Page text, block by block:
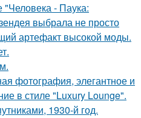
- Паука:
выбрала не просто
артефакт высокой моды.
фотография, элегантное и
в стиле "Luxury Lounge".
1930-й год.